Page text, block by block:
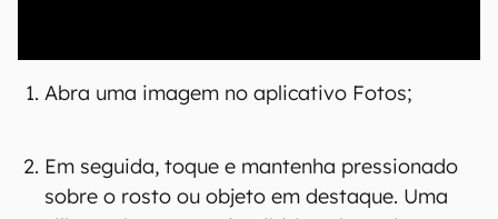
Abra uma imagem no aplicativo Fotos;
Em seguida, toque e mantenha pressionado
sobre o rosto ou objeto em destaque. Uma